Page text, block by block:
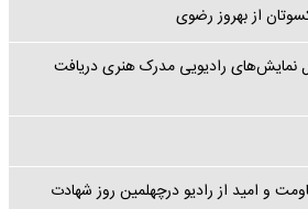
از بهروز رضوی
نمایش‌های رادیویی مدرک هنری دریافت
و امید از رادیو درچهلمین روز شهادت